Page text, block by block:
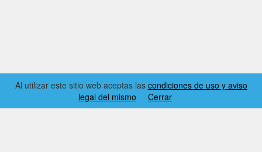
Al utilizar este sitio web aceptas las condiciones de uso y aviso
legal del mismo
Cerrar